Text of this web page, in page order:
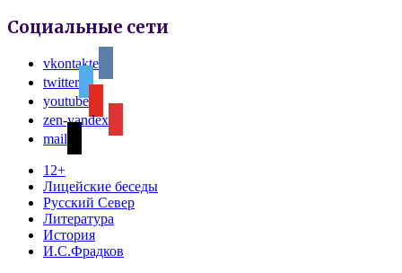
Социальные сети
vkontakte
twitter
youtube
zen-yandex
mail
12+
Лицейские беседы
Русский Север
Литература
История
И.С.Фрадков